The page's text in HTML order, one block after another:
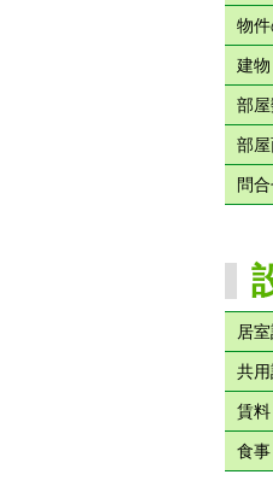
物
建物
部屋
部
問
居
共
賃料
食事